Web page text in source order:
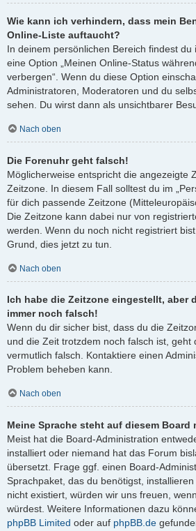
Wie kann ich verhindern, dass mein
Online-Liste auftaucht?
In deinem persönlichen Bereich findest du
eine Option „Meinen Online-Status
verbergen“. Wenn du diese Option
Administratoren, Moderatoren und du
sehen. Du wirst dann als unsichtbarer
Nach oben
Die Forenuhr geht falsch!
Möglicherweise entspricht die angezeigte
Zeitzone. In diesem Fall solltest du im
für dich passende Zeitzone
Die Zeitzone kann dabei nur von
werden. Wenn du noch nicht registriert
Grund, dies jetzt zu tun.
Nach oben
Ich habe die Zeitzone eingestellt, aber
immer noch falsch!
Wenn du dir sicher bist, dass du die
und die Zeit trotzdem noch falsch ist, geht
vermutlich falsch. Kontaktiere einen
Problem beheben kann.
Nach oben
Meine Sprache steht auf diesem Board
Meist hat die Board-Administration
installiert oder niemand hat das Forum
übersetzt. Frage ggf. einen Board-
Sprachpaket, das du benötigst,
nicht existiert, würden wir uns freuen,
würdest. Weitere Informationen dazu
phpBB Limited oder auf phpBB.de